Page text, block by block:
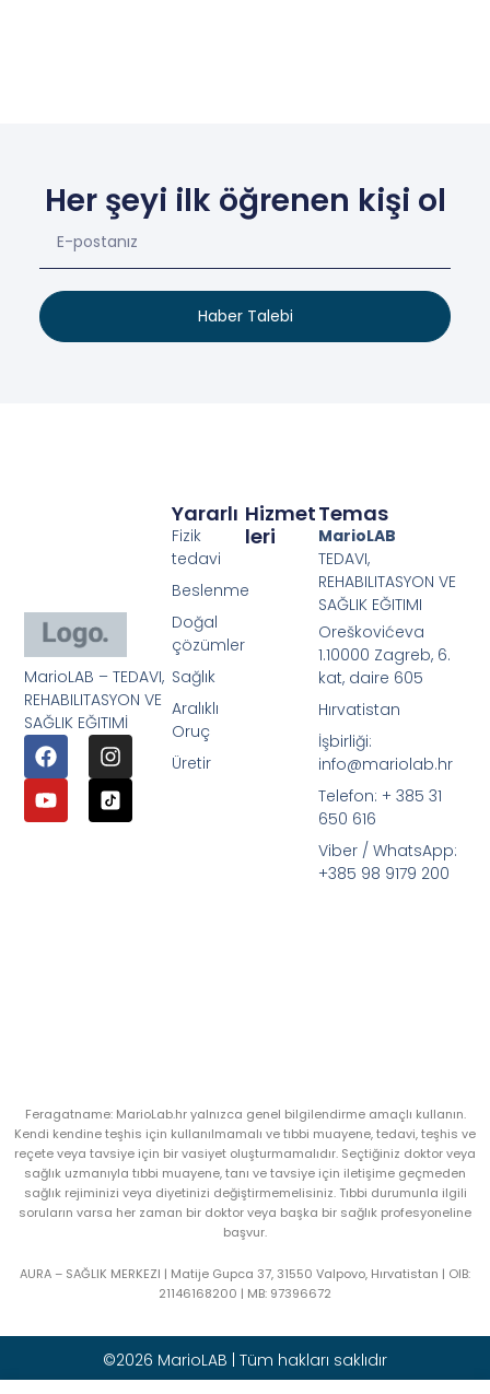
Her şeyi ilk öğrenen kişi ol
Haber Talebi
MarioLAB – TEDAVI,
REHABILITASYON VE
SAĞLIK EĞITIMİ
Hizmet
Leri
Yararlı
Fizik
tedavi
Beslenme
Doğal
çözümler
Sağlık
Aralıklı
Oruç
Üretir
Temas
MarioLAB
TEDAVI,
REHABILITASYON VE
SAĞLIK EĞITIMI
Oreškovićeva
1.10000 Zagreb, 6.
kat, daire 605
Hırvatistan
İşbirliği:
info@mariolab.hr
Telefon: + 385 31
650 616
Viber / WhatsApp:
+385 98 9179 200
Feragatname: MarioLab.hr yalnızca genel bilgilendirme amaçlı kullanın.
Kendi kendine teşhis için kullanılmamalı ve tıbbi muayene, tedavi, teşhis ve
reçete veya tavsiye için bir vasiyet oluşturmamalıdır. Seçtiğiniz doktor veya
sağlık uzmanıyla tıbbi muayene, tanı ve tavsiye için iletişime geçmeden
sağlık rejiminizi veya diyetinizi değiştirmemelisiniz. Tıbbi durumunla ilgili
soruların varsa her zaman bir doktor veya başka bir sağlık profesyoneline
başvur.
AURA – SAĞLIK MERKEZI | Matije Gupca 37, 31550 Valpovo, Hırvatistan | OIB:
21146168200 | MB: 97396672
©2026 MarioLAB | Tüm hakları saklıdır